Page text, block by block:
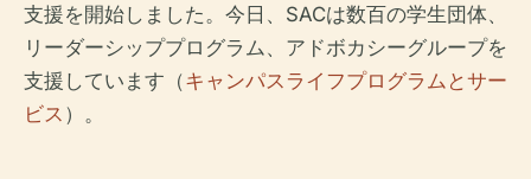
支援を開始しました。今日、SACは数百の学生団体、
リーダーシッププログラム、アドボカシーグループを
支援しています（キャンパスライフプログラムとサー
ビス ）。